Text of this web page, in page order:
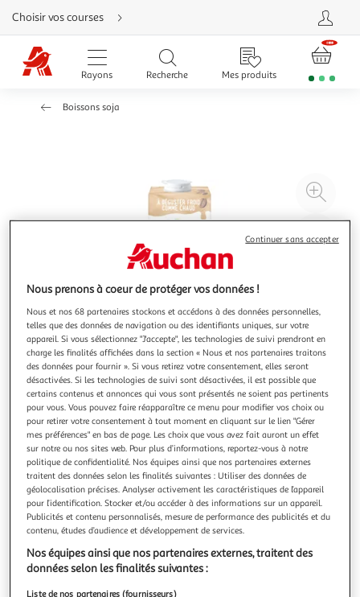
Aller
directement
au
contenu
Aller
directement
Aller
d'aide
Choisir vos courses
Rayons Recherche Mes produits
Boissons soja
à
5.0 (1)
ALPRO
Boisson végétale soja macchiato
Alpro Boisson végétale Macchiato est une douce boisson
au soja saveur café. Naturellement faible en acide gras
saturés et faible en sucres, cette délicieuse boisson
vitamine D2, B2 et B12. La boisson végétale macchiato au
soja Alpro est à dégust
En savoir +
Vous voulez connaître le prix de ce produit ?
Nous prenons à coeur de protéger vos données !
Nous et nos 68 partenaires stockons et accédons à des données personnelles,
telles que des données de navigation ou des identifiants uniques, sur votre
appareil. Si vous sélectionnez "J'accepte", les technologies de suivi prendront en
charge les finalités affichées dans la section « Nous et nos partenaires traitons
des données pour fournir ». Si vous retirez votre consentement, elles seront
désactivées. Si les technologies de suivi sont désactivées, il est possible que
certains contenus et annonces qui vous sont présentés ne soient pas pertinents
pour vous. Vous pouvez faire réapparaître ce menu pour modifier vos choix ou
pour retirer votre consentement à tout moment en cliquant sur le lien "Gérer
mes préférences" en bas de page. Les choix que vous avez fait auront un effet
sur notre ou nos sites web. Pour plus d’informations, reportez-vous à notre
politique de confidentialité. Nos équipes ainsi que nos partenaires externes
traitent des données selon les finalités suivantes : Utiliser des données de
géolocalisation précises. Analyser activement les caractéristiques de l’appareil
pour l’identification. Stocker et/ou accéder à des informations sur un appareil.
Publicités et contenu personnalisés, mesure de performance des publicités et du
contenu, études d’audience et développement de services.
Nos équipes ainsi que nos partenaires externes, traitent des
données selon les finalités suivantes :
Liste de nos partenaires (fournisseurs)
Continuer sans accepter